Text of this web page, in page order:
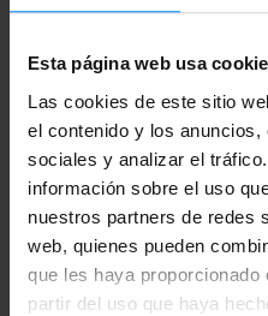
Esta página web usa
Las cookies de este sitio
el contenido y los
sociales y analizar el
información sobre el uso
nuestros partners de redes
web, quienes pueden
que les haya proporcionado
partir del uso que haya
de Kanazawa,a las 17:30.
Iñaki Salvador(San
clásica, ha desarrollado
ámbito del jazz. Ha
para algunas compañías
lidera sus propias
también es profesor de
de Música del País Vasco,